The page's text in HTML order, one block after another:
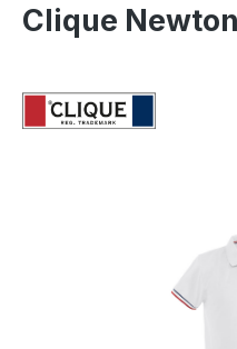
Clique